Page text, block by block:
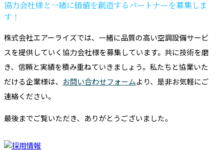
協力会社様と一緒に価値を創造するパートナーを募集しま
す！
株式会社エアーライズでは、一緒に品質の高い空調設備サービ
スを提供していく協力会社様を募集しています。共に技術を磨
き、信頼と実績を積み重ねていきましょう。私たちと協業いた
だける企業様は、 お問い合わせフォームより、是非お気軽にご
連絡ください。
最後までご覧いただき、ありがとうございました。